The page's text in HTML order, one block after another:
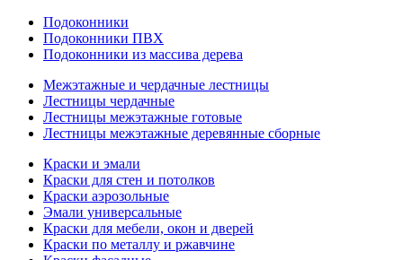
Подоконники
Подоконники ПВХ
Подоконники из массива дерева
Межэтажные и чердачные лестницы
Лестницы чердачные
Лестницы межэтажные готовые
Лестницы межэтажные деревянные сборные
Краски и эмали
Краски для стен и потолков
Краски аэрозольные
Эмали универсальные
Краски для мебели, окон и дверей
Краски по металлу и ржавчине